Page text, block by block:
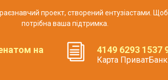
проект, створений ентузіастами.
потрібна ваша підтримка.
на
4149 6293 1537
Карта ПриватБанк